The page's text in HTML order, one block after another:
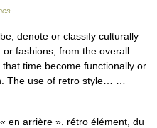
denote or classify culturally
fashions, from the overall
time become functionally or
The use of retro style… …
en arrière ». rétro élément, du